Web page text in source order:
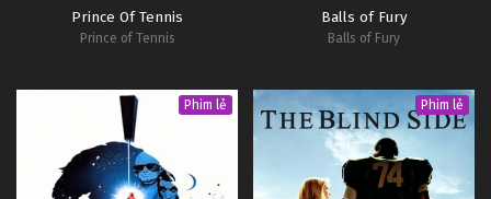
Prince Of Tennis
Prince of Tennis
Balls of Fury
Balls of Fury
Phim lẻ Phim lẻ